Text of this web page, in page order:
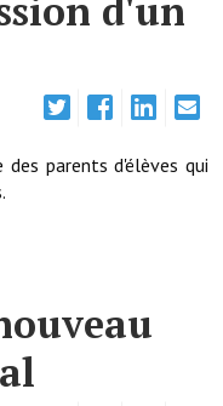
d'un
parents d'élèves qui